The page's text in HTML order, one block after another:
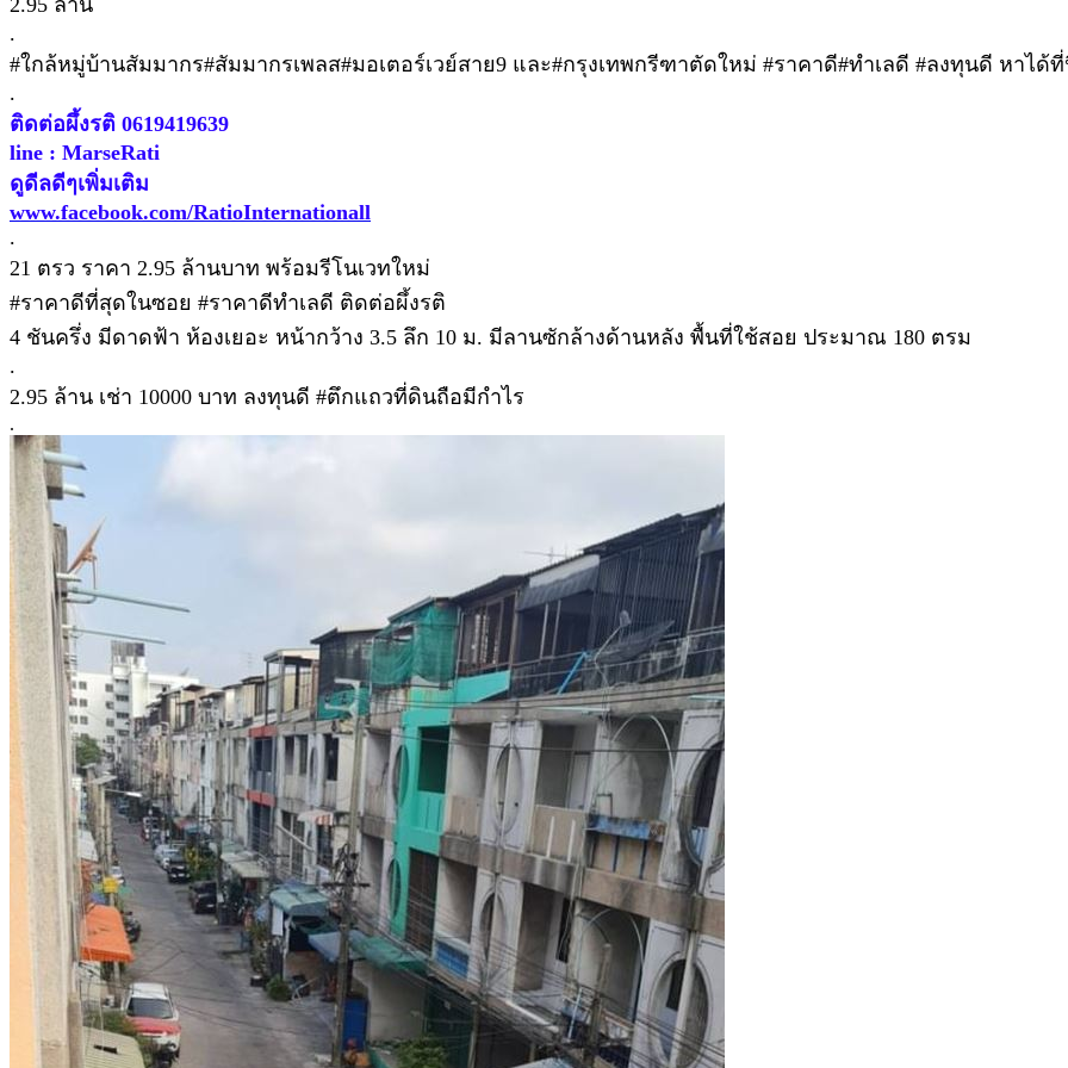
.
#ใกล้หมู่บ้านสัมมากร#สัมมากรเพลส#มอเตอร์เวย์สาย9 และ#กรุงเทพกรีฑาตัดใหม่ #ราคาดี#ทำเลดี #ลงทุนดี หาได้
.
ติดต่อผึ้งรติ 0619419639
line : MarseRati
ดูดีลดีๆเพิ่มเติม
www.facebook.com/RatioInternationall
.
21 ตรว ราคา 2.95 ล้านบาท พร้อมรีโนเวทใหม่
#ราคาดีที่สุดในซอย #ราคาดีทำเลดี ติดต่อผึ้งรติ
4 ชันครึ่ง มีดาดฟ้า ห้องเยอะ หน้ากว้าง 3.5 ลึก 10 ม. มีลานซักล้างด้านหลัง พื้นที่ใช้สอย ประมาณ 180 ตรม
.
2.95 ล้าน เช่า 10000 บาท ลงทุนดี #ตึกแถวที่ดินถือมีกำไร
.